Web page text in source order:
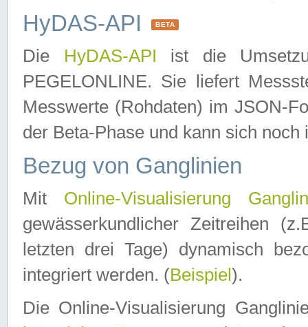
HyDAS-API BETA
Die HyDAS-API ist die
PEGELONLINE. Sie liefert
Messwerte (Rohdaten) im JSON-
der Beta-Phase und kann sich noch
Bezug von Ganglinien
Mit Online-Visualisierung
gewässerkundlicher Zeitreihen
letzten drei Tage) dynamisch
integriert werden. (Beispiel ).
Die Online-Visualisierung